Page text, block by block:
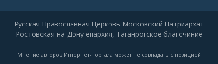
Русская Православная Церковь Московский Патриархат
Ростовская-на-Дону епархия, Таганрогское благочиние
Мнение авторов Интернет-портала может не совпадать с позицией